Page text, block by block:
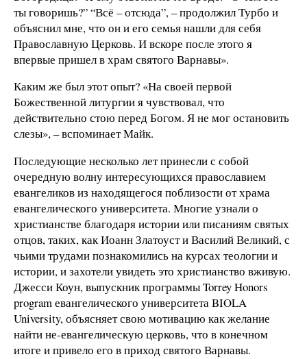
ты говоришь?” “Всё – отсюда”, – продолжил Турбо и
объяснил мне, что он и его семья нашли для себя
Православную Церковь. И вскоре после этого я
впервые пришел в храм святого Варнавы».
Каким же был этот опыт? «На своей первой
Божественной литургии я чувствовал, что
действительно стою перед Богом. Я не мог остановить
слезы», – вспоминает Майк.
Последующие несколько лет принесли с собой
очередную волну интересующихся православием
евангеликов из находящегося поблизости от храма
евангелического университета. Многие узнали о
христианстве благодаря истории или писаниям святых
отцов, таких, как Иоанн Златоуст и Василий Великий, с
чьими трудами познакомились на курсах теологии и
истории, и захотели увидеть это христианство вживую.
Джесси Коун, выпускник программы Torrey Honors
program евангелического университета BIOLA
University, объясняет свою мотивацию как желание
найти не-евангелическую церковь, что в конечном
итоге и привело его в приход святого Варнавы.